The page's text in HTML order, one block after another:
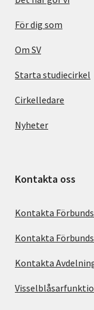
För dig som
Om SV
Starta studiecirkel
Cirkelledare
Nyheter
Kontakta oss
Kontakta
Kontakta
Kontakta